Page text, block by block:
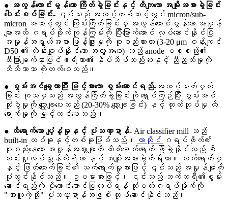
● အလွန်ကောင်းမွန်သော ကြိတ်ခွဲခြင်းနှင့် တိကျသော အမျိုးအစားခွဲခြင်း
ပေါင်းစပ်ခြင်း- ၎င်းသည် အဆင့်တစ်ဆင့်တွင် micron/sub-
micron အဆင့်တွင် ကြမ်းကြိတ်ခြင်းမှ အလွန်ကောင်းမွန်သော အမှုန့်
များအထိ ဂရပ်ဖိုက်ကုန်ကြမ်းကို ပြီးမြောက်အောင် လုပ်ဆောင်နိုင်ပြီး
အမှုန်အရွယ်အစား ဖြန့်ဖြူးမှုကို စုစည်းထားကာ (3-20 μm ဝန်းကျင်
D50 ၏ ထိန်းချုပ်နိုင်သော အကွာအဝေး) သည် anode ပစ္စည်း၏
သီးခြားမျက်နှာပြင်ဧရိယာ၏ နှိပ်သိပ်သည်းဆနှင့် ညီညွတ်မှုကို
သိသိသာသာ တိုးတက်စေသည်။
● စွမ်းအင်ချွေတာပြီး မြင့်မားသော စွမ်းဆောင်ရည်- အဆင့်သတ်မှတ်
ခြင်း ကုသမှုသည် အလွန်ကြိတ်ခွဲခြင်းကို ရှောင်ကြဉ်ပြီး စွမ်းအင်
သုံးစွဲမှုကို လျှော့ချပေးသည် (20-30% လျှော့ချခြင်း) နှင့် ထုတ်လုပ်မှု ထိ
ရောက်မှုကို မြှင့်တင်ပေးသည်။
● ထိရောက်သော ပျံ့နှံ့မှုနှင့် ပုံသဏ္ဍာန်- Air classifier mill သည်
built-in တစ်ခုနှင့်တစ်ခုဖြစ်သည်။
တာဘိုင်
ဂရပ်ဖိုက်၏
စုစည်းနေသော အမှုန်အမွှားများကို ထိထိရောက်ရောက် ဖြိုခွဲနိုင်သည့် စီး
ဆင်းမှုလမ်းညွှန်ကိရိယာ နှင့် အမျိုးအစားခွဲကိရိယာ။ သက်ရောက်မှု
နှင့် ဖြတ်တောက်ခြင်း၏ သက်ရောက်မှုအားဖြင့် ၎င်းသည် အမှုန်များကို
ပုံသွင်းနိုင်သည်။ ဥပမာအားဖြင့်၊ ၎င်းသည် ဘက်ထရီ၏စွမ်း
ဆောင်ရည်ကို ပိုကောင်းအောင်ပြုလုပ်ရန် လုံးပတ်ဂရပ်ဖိုက်ကို
"အာလူးကဲ့သို့" ပုံသဏ္ဍာန်အဖြစ် လုပ်ဆောင်နိုင်သည်။